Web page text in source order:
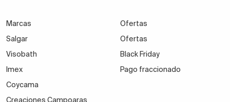
Marcas
Salgar
Visobath
Imex
Coycama
Creaciones Campoaras
Ofertas
Ofertas
Black Friday
Pago fraccionado